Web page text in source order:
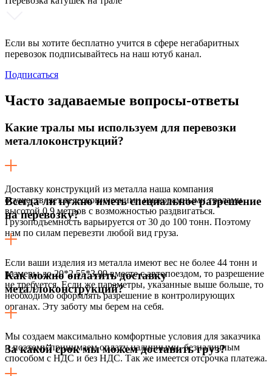
Если вы хотите бесплатно учится в сфере негабаритных
перевозок подписывайтесь на наш ютуб канал.
Подписаться
Часто задаваемые вопросы-ответы
Какие тралы мы используем для перевозки
металлоконструкций?
Доставку конструкций из металла наша компания
осуществляет телескопическими низкорамными тралами
высотой 0,9 метров с возможностью раздвигаться.
Грузоподъемность варьируется от 30 до 100 тонн. Поэтому
нам по силам перевезти любой вид груза.
Всегда ли нужно иметь специальное разрешение
на перевозку?
Если ваши изделия из металла имеют вес не более 44 тонн и
размеры до 20*2,55*3,99 вместе с автопоездом, то разрешение
не требуется. Если же параметры, указанные выше больше, то
необходимо оформлять разрешение в контролирующих
органах. Эту заботу мы берем на себя.
Как можно оплатить доставку
металлоконструкций?
Мы создаем максимально комфортные условия для заказчика
и поэтому принимаем оплату наличными, безналичным
способом с НДС и без НДС. Так же имеется отсрочка платежа.
За какой срок мы можем доставить груз?